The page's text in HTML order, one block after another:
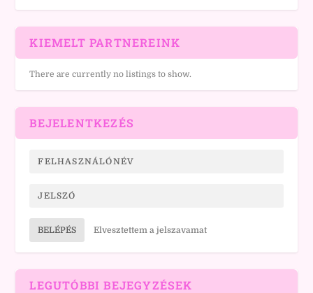
KIEMELT PARTNEREINK
There are currently no listings to show.
BEJELENTKEZÉS
BELÉPÉS Elvesztettem a jelszavamat
LEGUTÓBBI BEJEGYZÉSEK